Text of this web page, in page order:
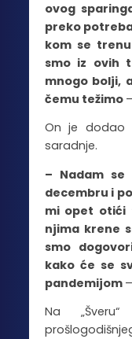
ovog
preko
kom se
smo iz ovih
mnogo bolji,
čemu težimo
On je dodao
saradnje.
– Nadam
decembru i
mi opet otići
njima krene
smo
kako će se
pandemijom
Na